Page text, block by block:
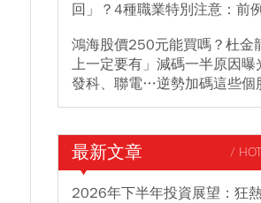
回」？4種職業特別注意：前
鴻海股價250元能買嗎？杜金
上一定要有」減碼一半原因曝
發科、聯電…逆勢加碼這些個
最新文章 /
2026年下半年投資展望：狂